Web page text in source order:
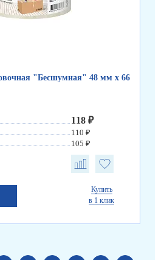
"Бесшумная" 48 мм х 66
118 ₽
110 ₽
105 ₽
Купить
в 1 клик